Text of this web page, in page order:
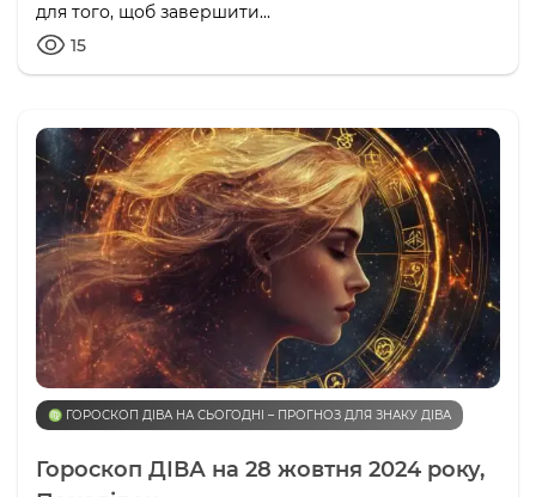
для того, щоб завершити...
15
♍️ ГОРОСКОП ДІВА НА СЬОГОДНІ – ПРОГНОЗ ДЛЯ ЗНАКУ ДІВА
Гороскоп ДІВА на 28 жовтня 2024 року,